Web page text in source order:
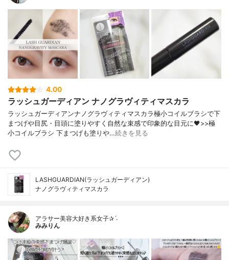
4.00
ラッシュガーディアン ナノグラヴィティマスカラ
ラッシュガーディアンナノグラヴィティマスカラ極小コイルブラシで下
まつげや目尻・目頭に塗りやすく自然な束感で印象的な目元に🖤>>極
小コイルブラシ 下まつげも塗りや…続きを見る
LASHGUARDIAN(ラッシュガーディアン)
ナノグラヴィティマスカラ
アラサー美容大好き系女子✰ˊ˗
みみりん